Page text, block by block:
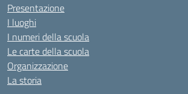
Presentazione
I luoghi
I numeri della scuola
Le carte della scuola
Organizzazione
La storia